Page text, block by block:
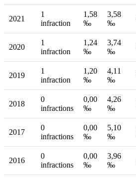
2021
1
infraction
1,58
‰
3,58
‰
2020
1
infraction
1,24
‰
3,74
‰
2019
1
infraction
1,20
‰
4,11
‰
2018
0
infractions
0,00
‰
4,26
‰
2017
0
infractions
0,00
‰
5,10
‰
2016
0
infractions
0,00
‰
3,96
‰